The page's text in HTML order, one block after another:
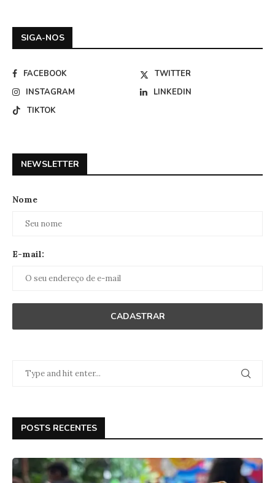
SIGA-NOS
FACEBOOK
TWITTER
INSTAGRAM
LINKEDIN
TIKTOK
NEWSLETTER
Nome
E-mail:
POSTS RECENTES